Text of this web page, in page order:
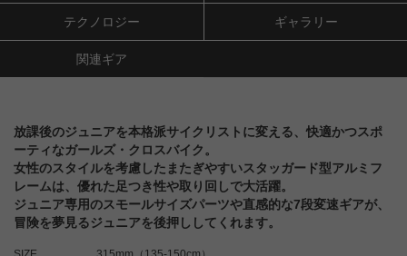
テクノロジー ギャラリー
関連ギア
放課後のジュニアを本格派サイクリストに変える、快適かつスポ
ーティなガールズ・クロスバイク。
女性のスタイルを考慮したまたぎやすいスタッガード型アルミフ
レームは、優れた足つき性や取り回しで大活躍。
ジュニア専用のスモールサイズパーツや直感的な7段変速ギアが、
冒険を夢見るジュニアを後押ししてくれます。